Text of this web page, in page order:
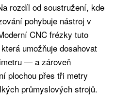
rozdíl od soustružení, kde
pohybuje nástroj v
CNC frézky tuto
umožňuje dosahovat
— a zároveň
plochou přes tři metry
průmyslových strojů.